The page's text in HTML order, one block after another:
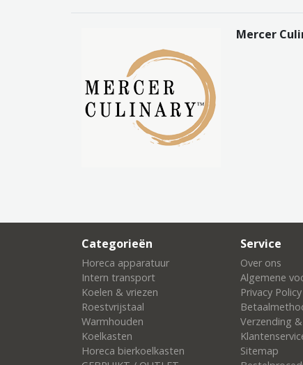
Mercer
Categorieën
Horeca apparatuur
Intern transport
Koelen & vriezen
Roestvrijstaal
Warmhouden
Koelkasten
Horeca bierkoelkasten
Service
Over ons
Algemene
Privacy Policy
Verzending
Sitemap